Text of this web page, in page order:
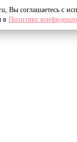
Вы соглашаетесь с
в Политике